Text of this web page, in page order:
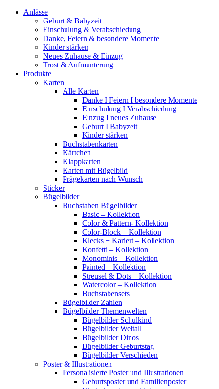
Anlässe
Geburt & Babyzeit
Einschulung & Verabschiedung
Danke, Feiern & besondere Momente
Kinder stärken
Neues Zuhause & Einzug
Trost & Aufmunterung
Produkte
Karten
Alle Karten
Danke I Feiern I besondere Momente
Einschulung I Verabschiedung
Einzug I neues Zuhause
Geburt I Babyzeit
Kinder stärken
Buchstabenkarten
Kärtchen
Klappkarten
Karten mit Bügelbild
Prägekarten nach Wunsch
Sticker
Bügelbilder
Buchstaben Bügelbilder
Basic – Kollektion
Color & Pattern- Kollektion
Color-Block – Kollektion
Klecks + Kariert – Kollektion
Konfetti – Kollektion
Monominis – Kollektion
Painted – Kollektion
Streusel & Dots – Kollektion
Watercolor – Kollektion
Buchstabensets
Bügelbilder Zahlen
Bügelbilder Themenwelten
Bügelbilder Schulkind
Bügelbilder Weltall
Bügelbilder Dinos
Bügelbilder Geburtstag
Bügelbilder Verschieden
Poster & Illustrationen
Personalisierte Poster und Illustrationen
Geburtsposter und Familienposter